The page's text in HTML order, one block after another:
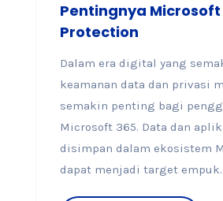
Pentingnya Microsoft
Protection
Dalam era digital yang
keamanan data dan privasi
semakin penting bagi
Microsoft 365. Data dan
disimpan dalam ekosistem
dapat menjadi target